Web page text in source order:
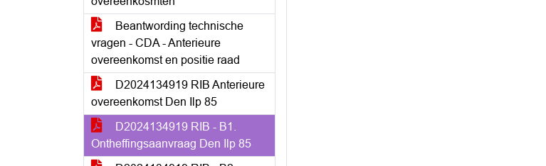
Beantwording technische
vragen - CDA - Anterieure
overeenkomst en positie raad
D2024134919 RIB Anterieure
overeenkomst Den Ilp 85
D2024134919 RIB - B1.
Ontheffingsaanvraag Den Ilp 85